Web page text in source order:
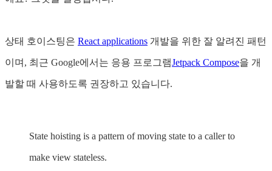
상태 호이스팅은 React applications 개발을 위한 잘 알려진 패턴
이며, 최근 Google에서는 응용 프로그램Jetpack Compose을 개
발할 때 사용하도록 권장하고 있습니다.
State hoisting is a pattern of moving state to a caller to
make view stateless.